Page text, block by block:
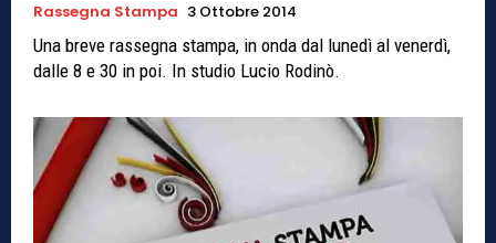
Rassegna Stampa 3 Ottobre 2014
Una breve rassegna stampa, in onda dal lunedì al venerdì,
dalle 8 e 30 in poi. In studio Lucio Rodinò.